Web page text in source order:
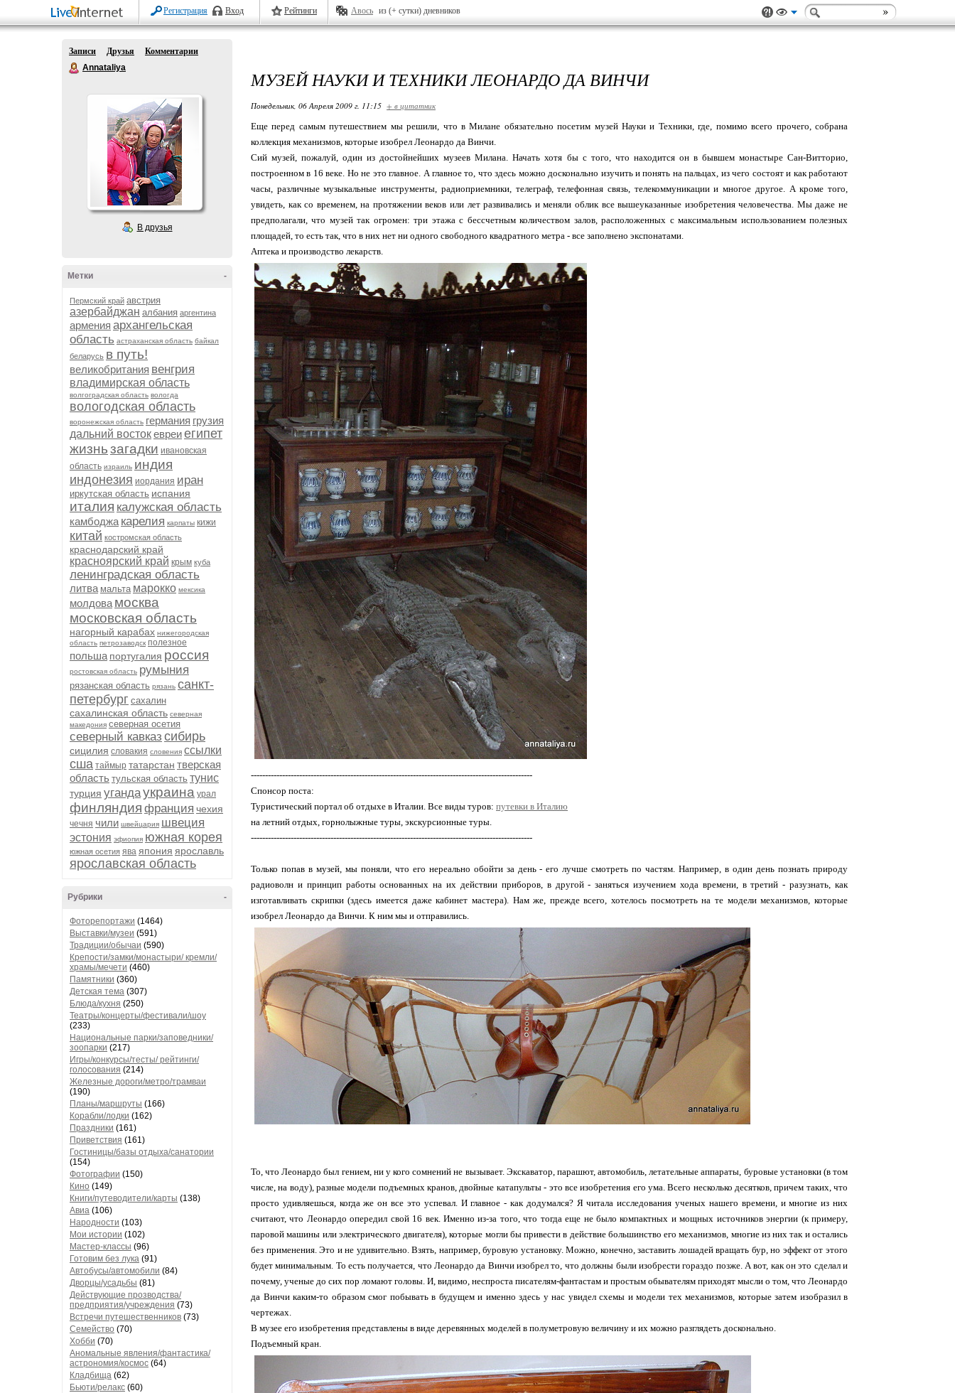
Регистрация Вход Рейтинги Авось из (+ сутки) дневников
Записи Друзья
Комментарии
Annataliya
В друзья
-
Метки
Пермский край австрия
азербайджан албания аргентина
армения архангельская
область астраханская область байкал
беларусь в путь!
великобритания венгрия
владимирская область
волгоградская область вологда
вологодская область
воронежская область германия грузия
дальний востокевреиегипет
жизньзагадки ивановская
область израиль индия
индонезия иордания иран
иркутская область испания
италия калужская область
камбоджа карелия карпаты кижи
китай костромская область
краснодарский край
красноярский край крым куба
ленинградская область
литва мальта марокко мексика
молдова москва
московская область
нагорный карабах нижегородская
область петрозаводск полезное
польша португалия россия
ростовская область румыния
рязанская область рязань санкт-
петербург сахалин
сахалинская область северная
македония северная осетия
северный кавказ сибирь
сицилия словакия словения ссылки
сша таймыр татарстан тверская
область тульская область тунис
турция угандаукраина урал
финляндия франция чехия
чечня чили швейцария швеция
эстония эфиопия южная корея
южная осетия ява япония ярославль
ярославская область
-
Рубрики
Фоторепортажи (1464)
Выставки/музеи (591)
Традиции/обычаи (590)
Крепости/замки/монастыри/ кремли/
храмы/мечети (460)
Памятники (360)
Детская тема (307)
Блюда/кухня (250)
Театры/концерты/фестивали/шоу
(233)
Национальные парки/заповедники/
зоопарки (217)
Игры/конкурсы/тесты/ рейтинги/
голосования (214)
Железные дороги/метро/трамваи
(190)
Планы/маршруты (166)
Корабли/лодки (162)
Праздники (161)
Приветствия (161)
Гостиницы/базы отдыха/санатории
(154)
Фотографии (150)
Кино (149)
Книги/путеводители/карты (138)
Авиа (106)
Народности (103)
Мои истории (102)
Мастер-классы (96)
Готовим без лука (91)
Автобусы/автомобили (84)
Дворцы/усадьбы (81)
Действующие прозводства/
предприятия/учреждения (73)
Встречи путешественников (73)
Семейство (70)
Хобби (70)
Аномальные явления/фантастика/
астрономия/космос (64)
Кладбища (62)
Бьюти/релакс (60)
МУЗЕЙ НАУКИ И ТЕХНИКИ ЛЕОНАРДО ДА ВИНЧИ
Понедельник, 06 Апреля 2009 г. 11:15 + в цитатник
Еще перед самым путешествием мы решили, что в Милане обязательно посетим музей Науки и Техники, где, помимо всего прочего, собрана
коллекция механизмов, которые изобрел Леонардо да Винчи.
Сий музей, пожалуй, один из достойнейших музеев Милана. Начать хотя бы с того, что находится он в бывшем монастыре Сан-Витторио,
построенном в 16 веке. Но не это главное. А главное то, что здесь можно досконально изучить и понять на пальцах, из чего состоят и как работают
часы, различные музыкальные инструменты, радиоприемники, телеграф, телефонная связь, телекоммуникации и многое другое. А кроме того,
увидеть, как со временем, на протяжении веков или лет развивались и меняли облик все вышеуказанные изобретения человечества. Мы даже не
предполагали, что музей так огромен: три этажа с бессчетным количеством залов, расположенных с максимальным использованием полезных
площадей, то есть так, что в них нет ни одного свободного квадратного метра - все заполнено экспонатами.
Аптека и производство лекарств.
---------------------------------------------------------------------------------------------------
Спонсор поста:
Туристический портал об отдыхе в Италии. Все виды туров: путевки в Италию
на летний отдых, горнолыжные туры, экскурсионные туры.
---------------------------------------------------------------------------------------------------
Только попав в музей, мы поняли, что его нереально обойти за день - его лучше смотреть по частям. Например, в один день познать природу
радиоволн и принцип работы основанных на их действии приборов, в другой - заняться изучением хода времени, в третий - разузнать, как
изготавливать скрипки (здесь имеется даже кабинет мастера). Нам же, прежде всего, хотелось посмотреть на те модели механизмов, которые
изобрел Леонардо да Винчи. К ним мы и отправились.
То, что Леонардо был гением, ни у кого сомнений не вызывает. Экскаватор, парашют, автомобиль, летательные аппараты, буровые установки (в том
числе, на воду), разные модели подъемных кранов, двойные катапульты - это все изобретения его ума. Всего несколько десятков, причем таких, что
просто удивляешься, когда же он все это успевал. И главное - как додумался? Я читала исследования ученых нашего времени, и многие из них
считают, что Леонардо опередил свой 16 век. Именно из-за того, что тогда еще не было компактных и мощных источников энергии (к примеру,
паровой машины или электрического двигателя), которые могли бы привести в действие большинство его механизмов, многие из них так и остались
без применения. Это и не удивительно. Взять, например, буровую установку. Можно, конечно, заставить лошадей вращать бур, но эффект от этого
будет минимальным. То есть получается, что Леонардо да Винчи изобрел то, что должны были изобрести гораздо позже. А вот, как он это сделал и
почему, ученые до сих пор ломают головы. И, видимо, неспроста писателям-фантастам и простым обывателям приходят мысли о том, что Леонардо
да Винчи каким-то образом смог побывать в будущем и именно здесь у нас увидел схемы и модели тех механизмов, которые затем изобразил в
чертежах.
В музее его изобретения представлены в виде деревянных моделей в полуметровую величину и их можно разглядеть досконально.
Подъемный кран.